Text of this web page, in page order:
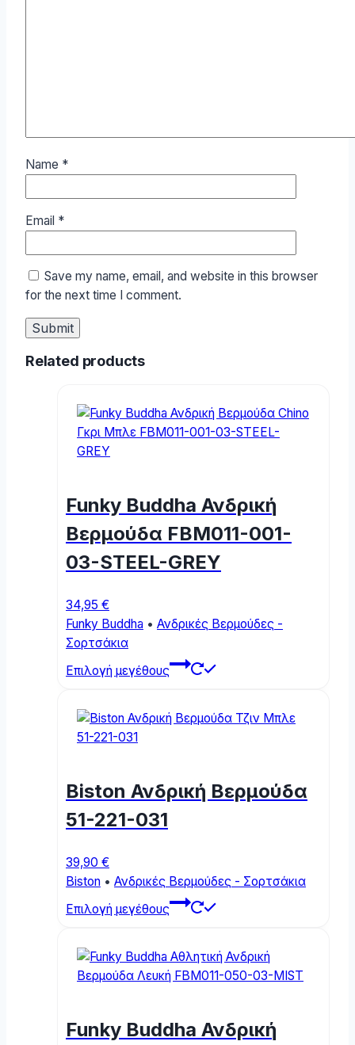
Name *
Email *
Save my name, email, and website in this browser
for the next time I comment.
Related products
Funky Buddha Ανδρική
Βερμούδα FBM011-001-
03-STEEL-GREY
34,95 €
Funky Buddha • Ανδρικές Βερμούδες -
Σορτσάκια
Επιλογή μεγέθους
multiple
may
product
page
Biston Ανδρική Βερμούδα
51-221-031
39,90 €
Biston • Ανδρικές Βερμούδες - Σορτσάκια
Επιλογή μεγέθους
multiple
variants.
may
Funky Buddha Ανδρική